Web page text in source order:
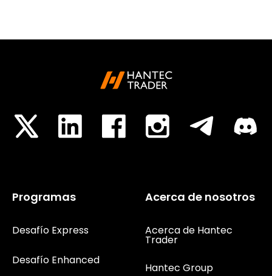
Programas
Desafío Express
Desafío Enhanced
Acerca de nosotros
Acerca de Hantec
Trader
Hantec Group